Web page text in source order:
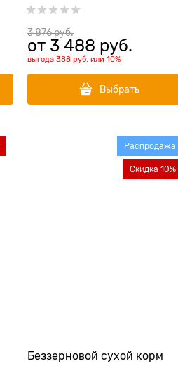
(Puppy/Junior Ocean Fish
Maxi)
3 876 руб.
от 3 488 руб.
выгода 388 руб. или 10%
Выбрать
Беззерновой сухой корм
Распродажа
Скидка 10%